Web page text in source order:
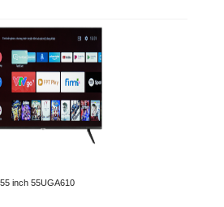
inch 55UGA610